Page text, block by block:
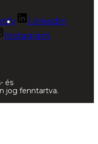
LinkedIn
Instagram
és
jog fenntartva.